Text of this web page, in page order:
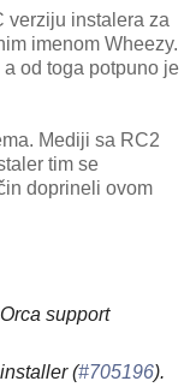
verziju instalera za
imenom Wheezy.
od toga potpuno je
Mediji sa RC2
tim se
doprineli ovom
support
(#705196).